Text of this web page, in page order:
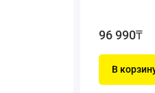
96 990₸
В